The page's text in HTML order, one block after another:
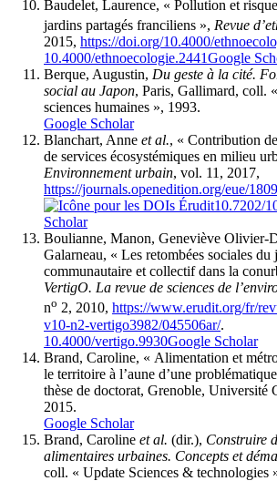
Baudelet, Laurence, « Pollution et
jardins partagés franciliens », Revue
2015, https://doi.org/10.4000/
10.4000/ethnoecologie.2441Google
Berque, Augustin, Du geste à la cité.
social au Japon, Paris, Gallimard, coll.
sciences humaines », 1993.
Google Scholar
Blanchart, Anne et al., « Contribution
de services écosystémiques en milieu
Environnement urbain, vol. 11, 2017,
https://journals.openedition.org/eue/1809
10.7202/
Scholar
Boulianne, Manon, Geneviève Olivier-
Galarneau, « Les retombées sociales du
communautaire et collectif dans la
VertigO. La revue de sciences de
no 2, 2010, https://www.erudit.org/fr/
v10-n2-vertigo3982/045506ar/.
10.4000/vertigo.9930Google Scholar
Brand, Caroline, « Alimentation et
le territoire à l’aune d’une
thèse de doctorat, Grenoble, Université
2015.
Google Scholar
Brand, Caroline et al. (dir.), Construire
alimentaires urbaines. Concepts et
coll. « Update Sciences & technologies